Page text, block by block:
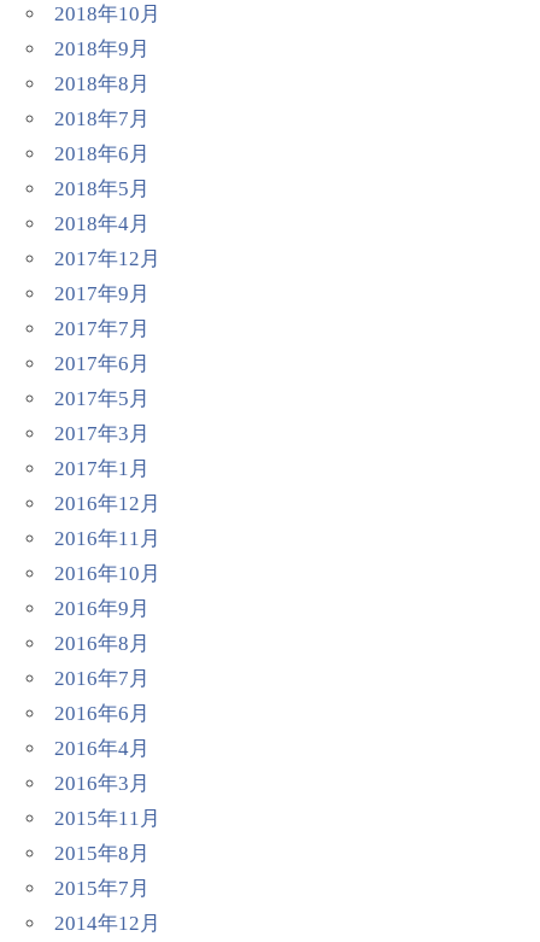
2018年10月
2018年9月
2018年8月
2018年7月
2018年6月
2018年5月
2018年4月
2017年12月
2017年9月
2017年7月
2017年6月
2017年5月
2017年3月
2017年1月
2016年12月
2016年11月
2016年10月
2016年9月
2016年8月
2016年7月
2016年6月
2016年4月
2016年3月
2015年11月
2015年8月
2015年7月
2014年12月